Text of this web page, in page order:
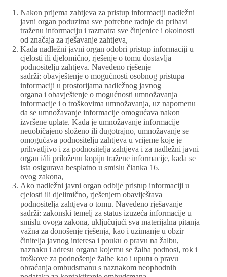
Nakon prijema zahtjeva za pristup informaciji nadležni
javni organ poduzima sve potrebne radnje da pribavi
traženu informaciju i razmatra sve činjenice i okolnosti
od značaja za rješavanje zahtjeva,
Kada nadležni javni organ odobri pristup informaciji u
cjelosti ili djelomično, rješenje o tomu dostavlja
podnositelju zahtjeva. Navedeno rješenje
sadrži: obavještenje o mogućnosti osobnog pristupa
informaciji u prostorijama nadležnog javnog
organa i obavještenje o mogućnosti umnožavanja
informacije i o troškovima umnožavanja, uz napomenu
da se umnožavanje informacije omogućava nakon
izvršene uplate. Kada je umnožavanje informacije
neuobičajeno složeno ili dugotrajno, umnožavanje se
omogućava podnositelju zahtjeva u vrijeme koje je
prihvatljivo i za podnositelja zahtjeva i za nadležni javni
organ i/ili priloženu kopiju tražene informacije, kada se
ista osigurava besplatno u smislu članka 16.
ovog zakona,
Ako nadležni javni organ odbije pristup informaciji u
cjelosti ili djelimično, rješenjem obaviještava
podnositelja zahtjeva o tomu. Navedeno rješavanje
sadrži: zakonski temelj za status izuzeća informacije u
smislu ovoga zakona, uključujući sva materijalna pitanja
važna za donošenje rješenja, kao i uzimanje u obzir
činitelja javnog interesa i pouku o pravu na žalbu,
naznaku i adresu organa kojemu se žalba podnosi, rok i
troškove za podnošenje žalbe kao i uputu o pravu
obraćanja ombudsmanu s naznakom neophodnih